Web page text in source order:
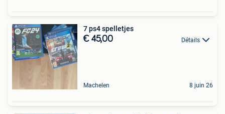
7 ps4 spelletjes
€ 45,00 Détails
Machelen 8 juin 26